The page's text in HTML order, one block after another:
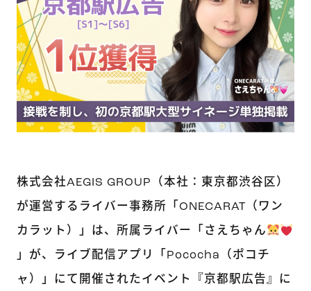
株式会社AEGIS GROUP（本社：東京都渋谷区）
が運営するライバー事務所「ONECARAT（ワン
カラット）」は、所属ライバー「さえちゃん
」が、ライブ配信アプリ「Pococha（ポコチ
ャ）」にて開催されたイベント『京都駅広告』に